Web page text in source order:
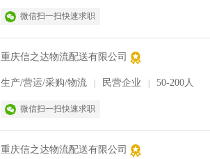
微信扫一扫快速求职
重庆信之达物流配送有限公司
生产/营运/采购/物流 民营企业 50-200人
微信扫一扫快速求职
重庆信之达物流配送有限公司